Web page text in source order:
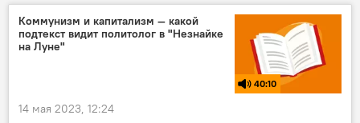
Подкасты РИА Новости
Коммунизм и капитализм — какой
подтекст видит политолог в "Незнайке
на Луне"
40:10
14 мая 2023, 12:24